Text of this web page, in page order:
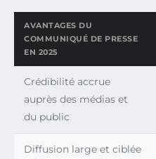
AVANTAGES DU
COMMUNIQUÉ DE PRESSE
EN 2025
Crédibilité accrue
auprès des médias et
du public
Diffusion large et ciblée